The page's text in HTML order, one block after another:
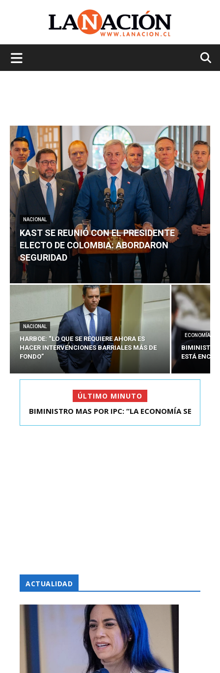
NACIONAL
KAST SE REUNIÓ CON EL PRESIDENTE
ELECTO DE COLOMBIA: ABORDARON
SEGURIDAD
NACIONAL
HARBOE: “LO QUE SE REQUIERE AHORA ES
HACER INTERVENCIONES BARRIALES MÁS DE
FONDO”
ECONOMÍA
BIMINISTRO
ESTÁ
ÚLTIMO MINUTO
KAST SE REUNIÓ CON EL PRESIDENTE ELECTO DE
BIMINISTRO MAS POR IPC: “LA ECONOMÍA SE
ACTUALIDAD